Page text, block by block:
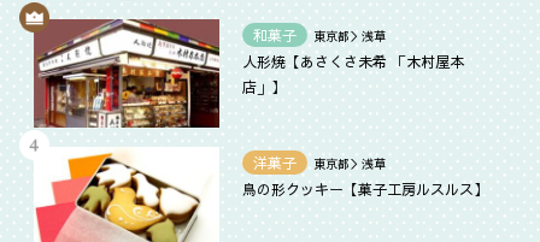
和菓子 東京都＞浅草
人形焼【あさくさ未希 「木村屋本
店」】
洋菓子 東京都＞浅草
鳥の形クッキー【菓子工房ルスルス】